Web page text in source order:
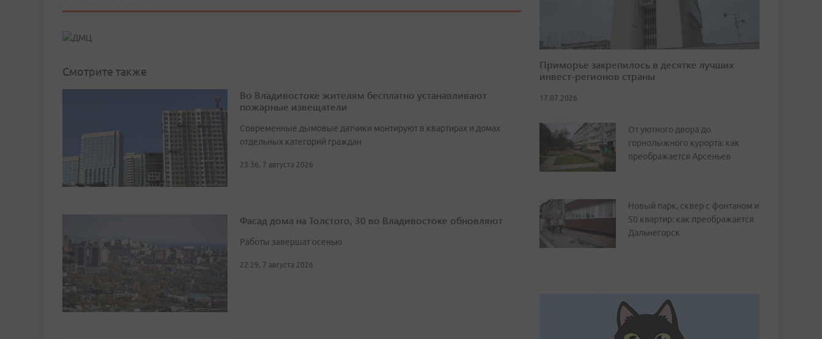
Смотрите также
Во Владивостоке жителям бесплатно устанавливают
пожарные извещатели
Современные дымовые датчики монтируют в квартирах и домах
отдельных категорий граждан
23:36, 7 августа 2026
Фасад дома на Толстого, 30 во Владивостоке обновляют
Работы завершат осенью
22:29, 7 августа 2026
Приморье закрепилось в десятке лучших
инвест-регионов страны
17.07.2026
От уютного двора до
горнолыжного курорта: как
преображается Арсеньев
Новый парк, сквер с фонтаном и
50 квартир: как преображается
Дальнегорск